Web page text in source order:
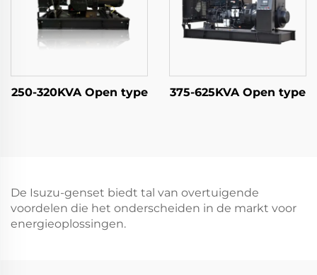
250-320KVA Open type 375-625KVA Open type
De Isuzu-genset biedt tal van overtuigende
voordelen die het onderscheiden in de markt voor
energieoplossingen.